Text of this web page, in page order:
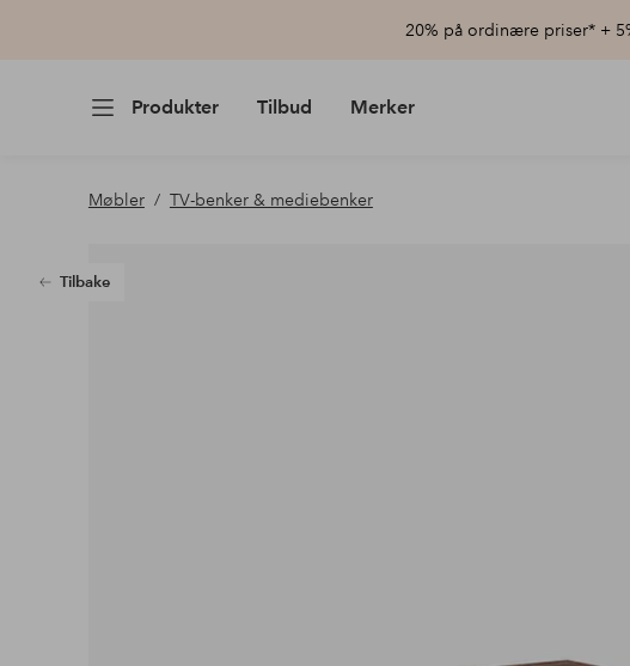
20% på ordinære priser* +
Produkter Tilbud Merker
Møbler TV-benker & mediebenker
Tilbake